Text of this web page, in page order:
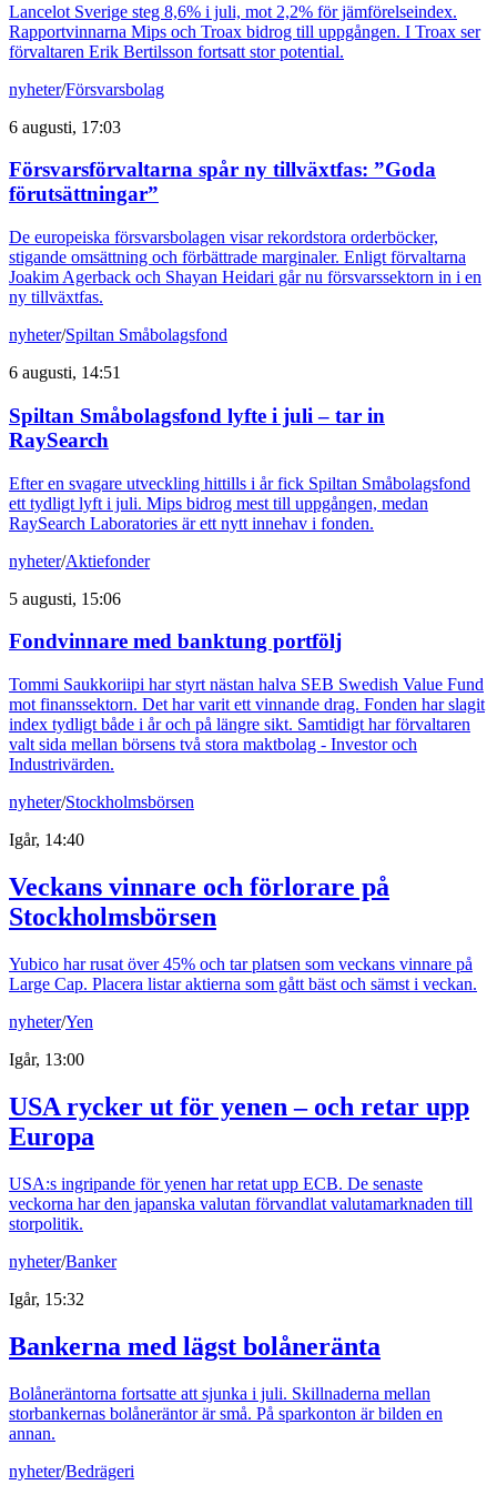
Lancelot Sverige steg 8,6% i juli, mot 2,2% för jämförelseindex.
Rapportvinnarna Mips och Troax bidrog till uppgången. I Troax ser
förvaltaren Erik Bertilsson fortsatt stor potential.
nyheter/Försvarsbolag
6 augusti, 17:03
Försvarsförvaltarna spår ny tillväxtfas: ”Goda
förutsättningar”
De europeiska försvarsbolagen visar rekordstora orderböcker,
stigande omsättning och förbättrade marginaler. Enligt förvaltarna
Joakim Agerback och Shayan Heidari går nu försvarssektorn in i en
ny tillväxtfas.
nyheter/Spiltan Småbolagsfond
6 augusti, 14:51
Spiltan Småbolagsfond lyfte i juli – tar in
RaySearch
Efter en svagare utveckling hittills i år fick Spiltan Småbolagsfond
ett tydligt lyft i juli. Mips bidrog mest till uppgången, medan
RaySearch Laboratories är ett nytt innehav i fonden.
nyheter/Aktiefonder
5 augusti, 15:06
Fondvinnare med banktung portfölj
Tommi Saukkoriipi har styrt nästan halva SEB Swedish Value Fund
mot finanssektorn. Det har varit ett vinnande drag. Fonden har slagit
index tydligt både i år och på längre sikt. Samtidigt har förvaltaren
valt sida mellan börsens två stora maktbolag - Investor och
Industrivärden.
nyheter/Stockholmsbörsen
Igår, 14:40
Veckans vinnare och förlorare på
Stockholmsbörsen
Yubico har rusat över 45% och tar platsen som veckans vinnare på
Large Cap. Placera listar aktierna som gått bäst och sämst i veckan.
nyheter/Yen
Igår, 13:00
USA rycker ut för yenen – och retar upp
Europa
USA:s ingripande för yenen har retat upp ECB. De senaste
veckorna har den japanska valutan förvandlat valutamarknaden till
storpolitik.
nyheter/Banker
Igår, 15:32
Bankerna med lägst bolåneränta
Bolåneräntorna fortsatte att sjunka i juli. Skillnaderna mellan
storbankernas bolåneräntor är små. På sparkonton är bilden en
annan.
nyheter/Bedrägeri